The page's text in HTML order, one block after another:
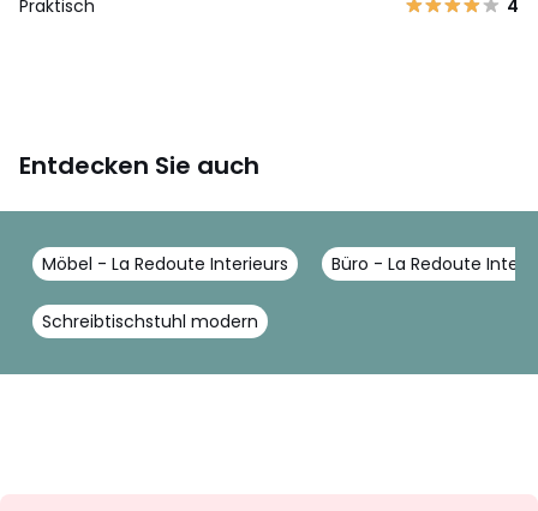
Praktisch 4
Entdecken Sie auch
Möbel - La Redoute Interieurs Büro - La Redoute
Schreibtischstuhl modern